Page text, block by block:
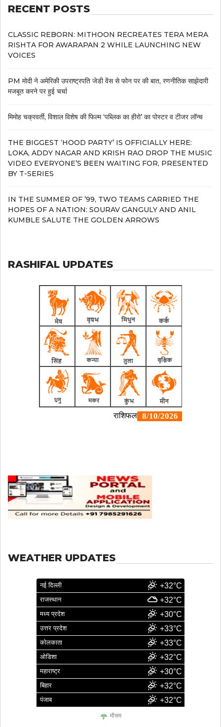
RECENT POSTS
CLASSIC REBORN: MITHOON RECREATES TERA MERA
RISHTA FOR AWARAPAN 2 WHILE LAUNCHING NEW
VOICES
PM मोदी ने अमेरिकी उपराष्ट्रपति जेडी वेंस से फोन पर की बात, रणनीतिक साझेदारी
मजबूत करने पर हुई चर्चा
मिमोह चक्रवर्ती, विशाल विशेष की फिल्म ‘पब्लिक का हीरो’ का पोस्टर व टीजर लॉन्च
THE BIGGEST ‘HOOD PARTY’ IS OFFICIALLY HERE:
LOKA, ADDY NAGAR AND KRISH RAO DROP THE MUSIC
VIDEO EVERYONE’S BEEN WAITING FOR, PRESENTED
BY T-SERIES
IN THE SUMMER OF ’99, TWO TEAMS CARRIED THE
HOPES OF A NATION: SOURAV GANGULY AND ANIL
KUMBLE SALUTE THE GOLDEN ARROWS
RASHIFAL UPDATES
WEATHER UPDATES
नई दिल्ली +32°C
राजस्थान +32°C
मध्य प्रदेश +30°C
उत्तर प्रदेश +33°C
कोलकाता +33°C
ओडिशा +32°C
महाराष्ट्र +30°C
बिहार +32°C
पंजाब +32°C
मौसम